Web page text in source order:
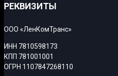
РЕКВИЗИТЫ
ООО «ЛенКомТранс»
ИНН 7810598173
КПП 781001001
ОГРН 1107847268110